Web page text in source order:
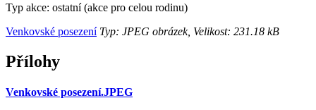
Typ akce: ostatní (akce pro celou rodinu)
Venkovské posezeníTyp: JPEG obrázek, Velikost: 231.18 kB
Přílohy
Venkovské posezení.JPEG